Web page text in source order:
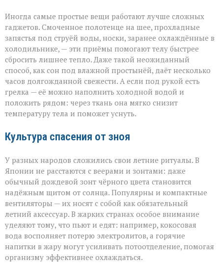
Иногда самые простые вещи работают лучше сложных
гаджетов. Смоченное полотенце на шее, прохладные
запястья под струёй воды, носки, заранее охлаждённые в
холодильнике, — эти приёмы помогают телу быстрее
сбросить лишнее тепло. Даже такой неожиданный
способ, как сон под влажной простынёй, даёт несколько
часов долгожданной свежести. А если под рукой есть
грелка — её можно наполнить холодной водой и
положить рядом: через ткань она мягко снизит
температуру тела и поможет уснуть.
Культура спасения от зноя
У разных народов сложились свои летние ритуалы. В
Японии не расстаются с веерами и зонтами: даже
обычный дождевой зонт чёрного цвета становится
надёжным щитом от солнца. Популярны и компактные
вентиляторы — их носят с собой как обязательный
летний аксессуар. В жарких странах особое внимание
уделяют тому, что пьют и едят: например, кокосовая
вода восполняет потерю электролитов, а горячие
напитки в жару могут усиливать потоотделение, помогая
организму эффективнее охлаждаться.